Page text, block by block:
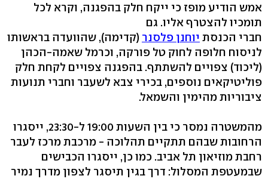
אמש הודיע מופז כי ייקח חלק בהפגנה, וקרא לכל
תומכיו להצטרף אליו. גם
חברי הכנסת יוחנן פלסנר (קדימה), שהוועדה בראשותו
לניסוח חלופה לחוק טל פורקה, וכרמל שאמה-הכהן
(ליכוד) צפויים להשתתף. בהפגנה צפויים לקחת חלק
פוליטיקאים נוספים, בכירי צבא לשעבר וחברי תנועות
ציבוריות מהימין והשמאל.
מהמשטרה נמסר כי בין השעות 19:00 ל-23:30, ייסגרו
הרחובות שבהם תתקיים תהלוכה - מרכבת מרכז לעבר
רחבת מוזיאון תל אביב. כמו כן, ייסגרו הכבישים
שבמעטפת המסלול: דרך בגין תיסגר לצפון מדרך נמיר